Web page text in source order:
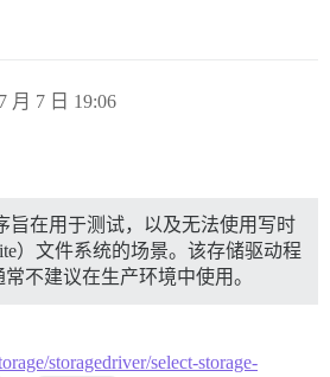
月 7 日 19:06
旨在用于测试，以及无法使用写时
）文件系统的场景。该存储驱动程
不建议在生产环境中使用。
storagedriver/select-storage-